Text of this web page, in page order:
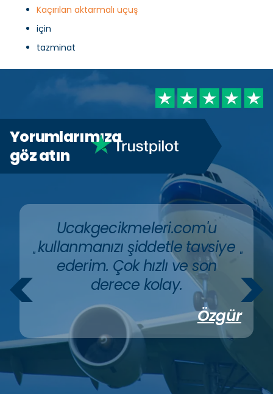
Kaçırılan aktarmalı uçuş
için
tazminat
Yorumlarımıza
göz atın
"
Ucakgecikmeleri.com'u
kullanmanızı şiddetle tavsiye
ederim. Çok hızlı ve son
derece kolay.
"
Özgür